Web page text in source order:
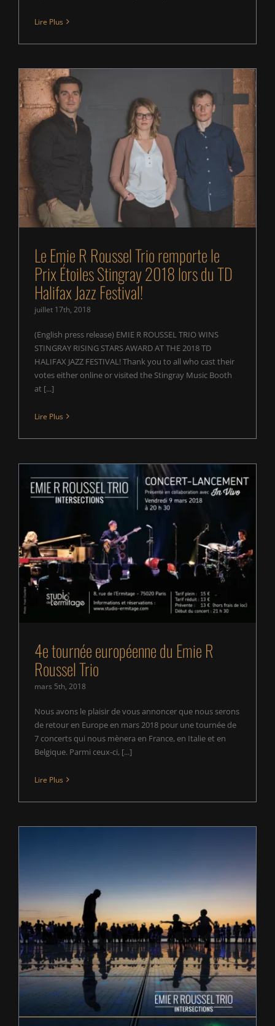
Lire Plus
Le Emie R Roussel Trio remporte le Prix Étoiles
Stingray 2018 lors du TD Halifax Jazz Festival!
Le Emie R Roussel Trio remporte le
Prix Étoiles Stingray 2018 lors du TD
Halifax Jazz Festival!
juillet 17th, 2018
(English press release) EMIE R ROUSSEL TRIO WINS
STINGRAY RISING STARS AWARD AT THE 2018 TD
HALIFAX JAZZ FESTIVAL! Thank you to all who cast their
votes either online or visited the Stingray Music Booth
at [...]
Lire Plus
4e tournée européenne du Emie R Roussel Trio
4e tournée européenne du Emie R
Roussel Trio
mars 5th, 2018
Nous avons le plaisir de vous annoncer que nous serons
de retour en Europe en mars 2018 pour une tournée de
7 concerts qui nous mènera en France, en Italie et en
Belgique. Parmi ceux-ci, [...]
Lire Plus
Intersections dans les Palmarès 2017